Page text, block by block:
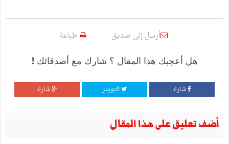
أرسل إلى صديق طباعة
هل أعجبك هذا المقال ؟ شارك مع أصدقائك !
شارك التويتر شارك
أضف تعليق على هذا المقال